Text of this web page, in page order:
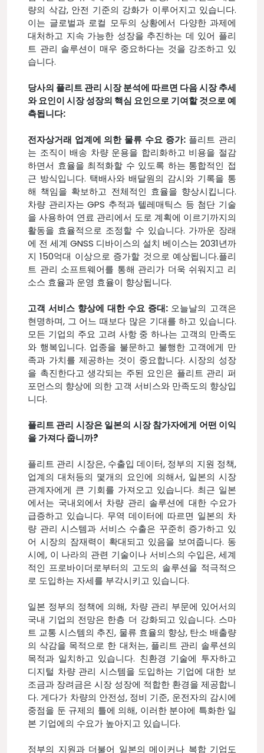
량의 삭감, 안전 기준의 강화가 이루어지고 있습니다.
이는 글로벌과 로컬 모두의 상황에서 다양한 과제에
대처하고 지속 가능한 성장을 추진하는 데 있어 플리
트 관리 솔루션이 매우 중요하다는 것을 강조하고 있
습니다.
당사의 플리트 관리 시장 분석에 따르면 다음 시장 추세
와 요인이 시장 성장의 핵심 요인으로 기여할 것으로 예
측됩니다:
전자상거래 업계에 의한 물류 수요 증가:플리트 관리
는 조직이 배송 차량 운용을 합리화하고 비용을 절감
하면서 효율을 최적화할 수 있도록 하는 통합적인 접
근 방식입니다. 택배사와 배달원의 감시와 기록을 통
해 책임을 확보하고 전체적인 효율을 향상시킵니다.
차량 관리자는 GPS 추적과 텔레매틱스 등 첨단 기술
을 사용하여 연료 관리에서 도로 계획에 이르기까지의
활동을 효율적으로 조정할 수 있습니다. 가까운 장래
에 전 세계 GNSS 디바이스의 설치 베이스는 2031년까
지 150억대 이상으로 증가할 것으로 예상됩니다.플리
트 관리 소프트웨어를 통해 관리가 더욱 쉬워지고 리
소스 효율과 운영 효율이 향상됩니다.
고객 서비스 향상에 대한 수요 증대: 오늘날의 고객은
현명하며, 그 어느 때보다 많은 기대를 하고 있습니다.
모든 기업의 주요 고려 사항 중 하나는 고객의 만족도
와 행복입니다. 업종을 불문하고 불행한 고객에게 만
족과 가치를 제공하는 것이 중요합니다. 시장의 성장
을 촉진한다고 생각되는 주된 요인은 플리트 관리 퍼
포먼스의 향상에 의한 고객 서비스와 만족도의 향상입
니다.
플리트 관리 시장은 일본의 시장 참가자에게 어떤 이익
을 가져다 줍니까?
플리트 관리 시장은, 수출입 데이터, 정부의 지원 정책,
업계의 대처등의 몇개의 요인에 의해서, 일본의 시장
관계자에게 큰 기회를 가져오고 있습니다. 최근 일본
에서는 국내외에서 차량 관리 솔루션에 대한 수요가
급증하고 있습니다. 무역 데이터에 따르면 일본의 차
량 관리 시스템과 서비스 수출은 꾸준히 증가하고 있
어 시장의 잠재력이 확대되고 있음을 보여줍니다. 동
시에, 이 나라의 관련 기술이나 서비스의 수입은, 세계
적인 프로바이더로부터의 고도의 솔루션을 적극적으
로 도입하는 자세를 부각시키고 있습니다.
일본 정부의 정책에 의해, 차량 관리 부문에 있어서의
국내 기업의 전망은 한층 더 강화되고 있습니다. 스마
트 교통 시스템의 추진, 물류 효율의 향상, 탄소 배출량
의 삭감을 목적으로 한 대처는, 플리트 관리 솔루션의
목적과 일치하고 있습니다. 친환경 기술에 투자하고
디지털 차량 관리 시스템을 도입하는 기업에 대한 보
조금과 장려금은 시장 성장에 적합한 환경을 제공합니
다. 게다가 차량의 안전성, 정비 기준, 운전자의 감시에
중점을 둔 규제의 틀에 의해, 이러한 분야에 특화한 일
본 기업에의 수요가 높아지고 있습니다.
정부의 지원과 더불어 일본의 메이커나 복합 기업도